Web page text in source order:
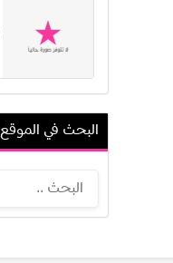
البحث في الموقع